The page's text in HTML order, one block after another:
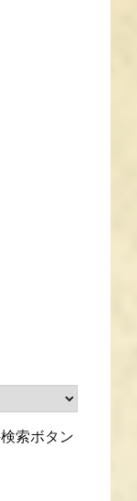
索ボタン